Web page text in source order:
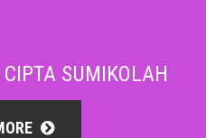
SUMIKOLAH